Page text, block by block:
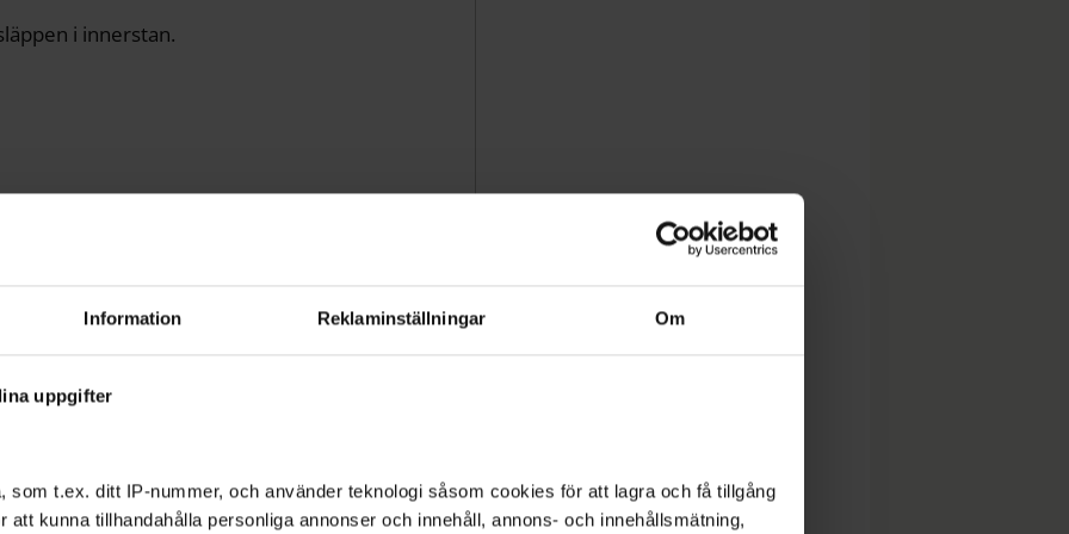
Information Reklaminställningar Om
uppgifter
som t.ex. ditt IP-nummer, och använder teknologi såsom cookies för att lagra och få tillgång
att kunna tillhandahålla personliga annonser och innehåll, annons- och innehållsmätning,
i innerstan.
exempel på ett
vilket Centern inte alltid förstår. Sen rivs det
smart ur klimat- och energiperspektiv, säger
och göra om det till ett
het.